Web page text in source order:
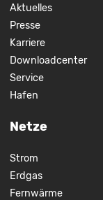
Aktuelles
Presse
Karriere
Downloadcenter
Service
Hafen
Netze
Strom
Erdgas
Fernwärme